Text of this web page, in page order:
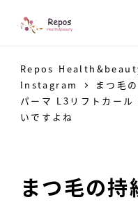
Repos
Instagram
まつ毛
パーマ L3リフトカー
いですよね
まつ毛の持